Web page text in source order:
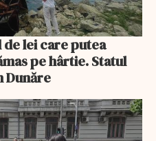
lei care putea
pe hârtie. Statul
Dunăre